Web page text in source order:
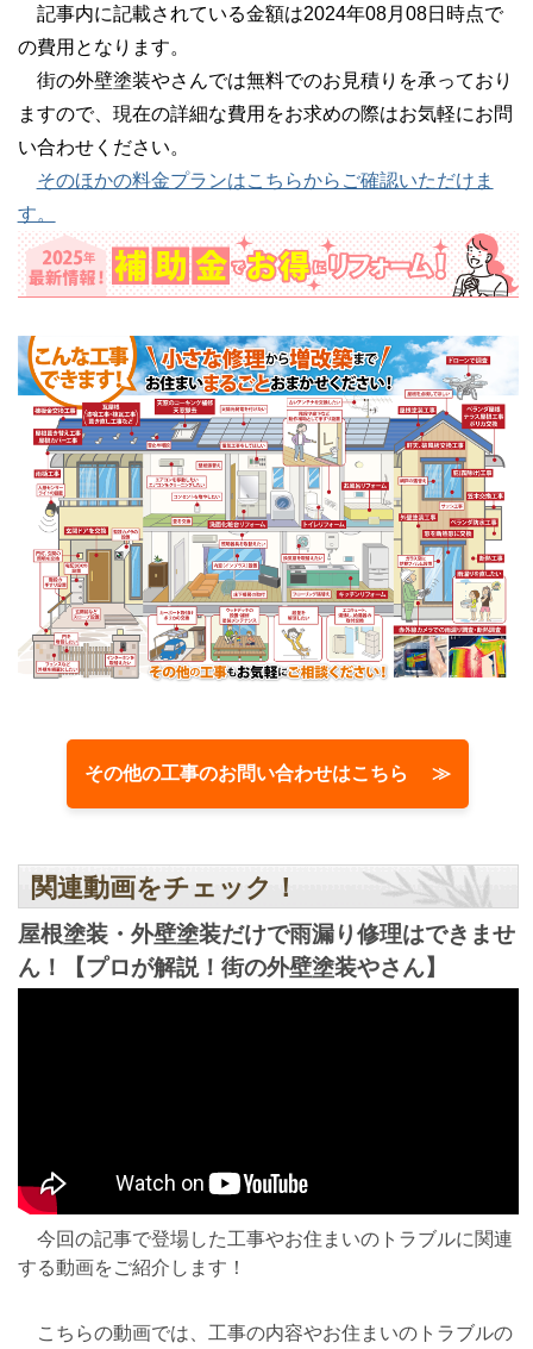
記事内に記載されている金額は2024年08月08日時点で
の費用となります。
街の外壁塗装やさんでは無料でのお見積りを承っており
ますので、現在の詳細な費用をお求めの際はお気軽にお問
い合わせください。
そのほかの料金プランはこちらからご確認いただけま
す。
その他の工事のお問い合わせはこちら ≫
関連動画をチェック！
屋根塗装・外壁塗装だけで雨漏り修理はできませ
ん！【プロが解説！街の外壁塗装やさん】
今回の記事で登場した工事やお住まいのトラブルに関連
する動画をご紹介します！
こちらの動画では、工事の内容やお住まいのトラブルの